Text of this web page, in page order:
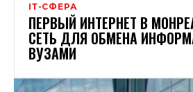
ІТ-СФЕРА
ПЕРВЫЙ ИНТЕРНЕТ В
СЕТЬ ДЛЯ ОБМЕНА
ВУЗАМИ